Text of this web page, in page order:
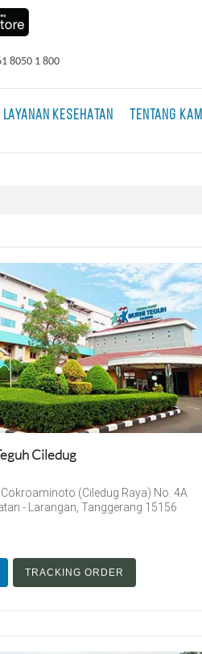
8050 1 800
LAYANAN KESEHATAN TENTANG KAMI
Ciledug
Cokroaminoto (Ciledug Raya) No. 4A
- Larangan, Tanggerang 15156
TRACKING ORDER